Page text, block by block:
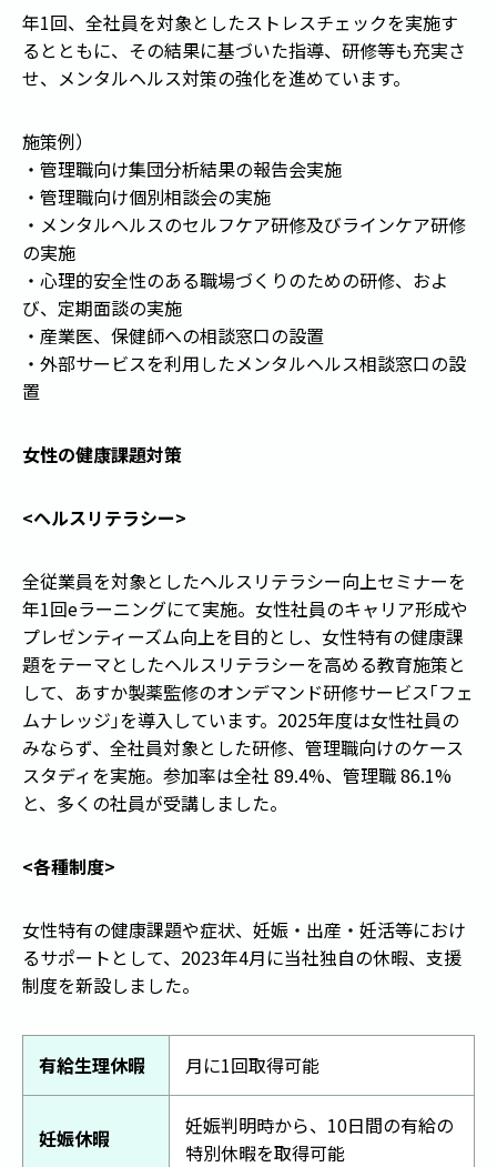
年1回、全社員を対象としたストレスチェックを実施す
るとともに、その結果に基づいた指導、研修等も充実さ
せ、メンタルヘルス対策の強化を進めています。
施策例）
・管理職向け集団分析結果の報告会実施
・管理職向け個別相談会の実施
・メンタルヘルスのセルフケア研修及びラインケア研修
の実施
・心理的安全性のある職場づくりのための研修、およ
び、定期面談の実施
・産業医、保健師への相談窓口の設置
・外部サービスを利用したメンタルヘルス相談窓口の設
置
女性の健康課題対策
<ヘルスリテラシー>
全従業員を対象としたヘルスリテラシー向上セミナーを
年1回eラーニングにて実施。女性社員のキャリア形成や
プレゼンティーズム向上を目的とし、女性特有の健康課
題をテーマとしたヘルスリテラシーを高める教育施策と
して、あすか製薬監修のオンデマンド研修サービス「フェ
ムナレッジ」を導入しています。2025年度は女性社員の
みならず、全社員対象とした研修、管理職向けのケース
スタディを実施。参加率は全社 89.4%、管理職 86.1%
と、多くの社員が受講しました。
<各種制度>
女性特有の健康課題や症状、妊娠・出産・妊活等におけ
るサポートとして、2023年4月に当社独自の休暇、支援
制度を新設しました。
有給生理休暇 月に1回取得可能
妊娠休暇
妊娠判明時から、10日間の有給の
特別休暇を取得可能